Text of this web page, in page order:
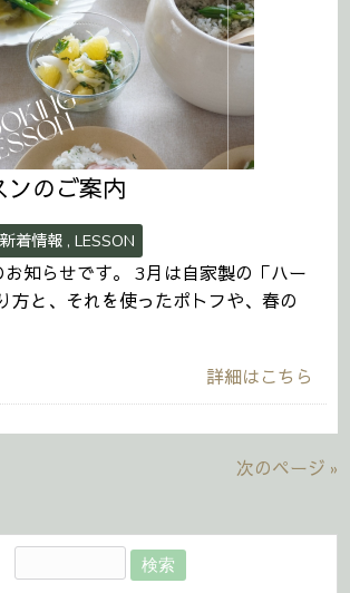
ンのご案内
新着情報 LESSON
知らせです。 3月は自家製の「ハー
方と、それを使ったポトフや、春の
詳細はこちら
次のページ »